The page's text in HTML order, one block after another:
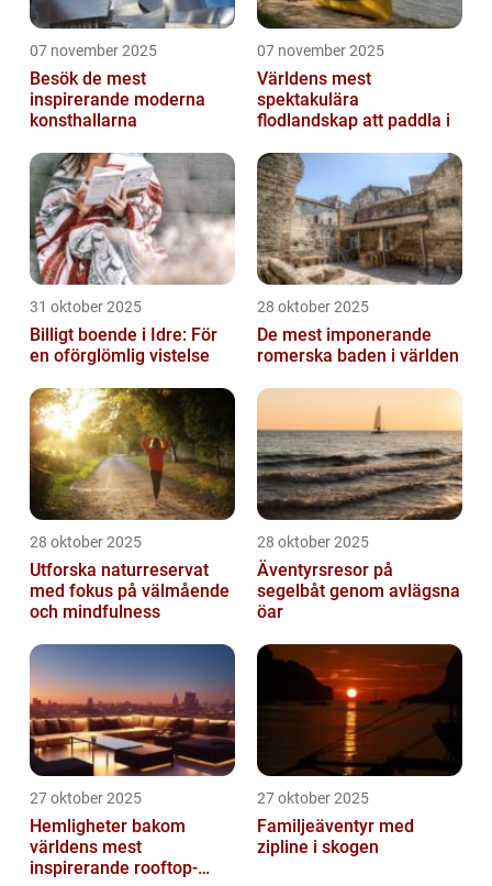
07 november 2025
Besök de mest
inspirerande moderna
konsthallarna
07 november 2025
Världens mest
spektakulära
flodlandskap att paddla i
31 oktober 2025
Billigt boende i Idre: För
en oförglömlig vistelse
28 oktober 2025
De mest imponerande
romerska baden i världen
28 oktober 2025
Utforska naturreservat
med fokus på välmående
och mindfulness
28 oktober 2025
Äventyrsresor på
segelbåt genom avlägsna
öar
27 oktober 2025
Hemligheter bakom
världens mest
inspirerande rooftop-
27 oktober 2025
Familjeäventyr med
zipline i skogen